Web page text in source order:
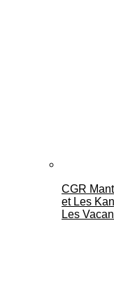
CGR
et Les
Les